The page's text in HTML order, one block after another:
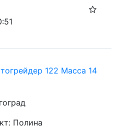
122 Масса 14
Полина